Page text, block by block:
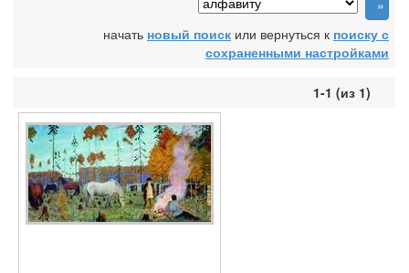
начать новый поиск или вернуться к поиску с
сохраненными настройками
1-1 (из 1)